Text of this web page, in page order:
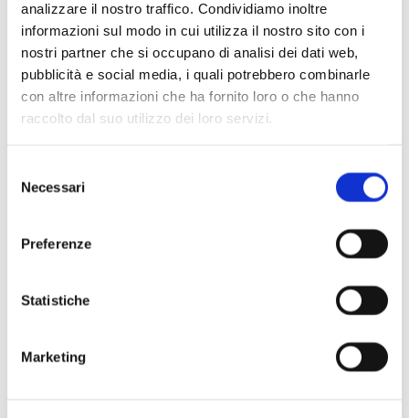
analizzare il nostro traffico. Condividiamo inoltre
informazioni sul modo in cui utilizza il nostro sito con i
nostri partner che si occupano di analisi dei dati web,
pubblicità e social media, i quali potrebbero combinarle
con altre informazioni che ha fornito loro o che hanno
raccolto dal suo utilizzo dei loro servizi.
delNecessari
Preferenze
Statistiche
Marketing
e sempre nuova forza. I nuovi musicisti aggiungono una
freschezza che è sostenuta dalla tradizione di Kodò che
continua a evolversi come anche il gruppo, che si arricchisce
di nuovi incontri e collaborazioni in tutto il suo tour.
Assistere alle performance del gruppo è un modo unico di
una rigida selezione, basata sul talento e le qualità individuali,
ma anche sull’adesione a uno stile di vita rigoroso che risulta
propedeutico al virtuosismo anche atletico dei musicisti.
Gallery